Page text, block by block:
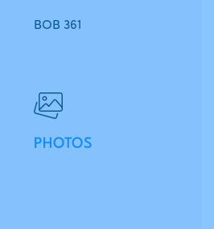
BOB 361
PHOTOS